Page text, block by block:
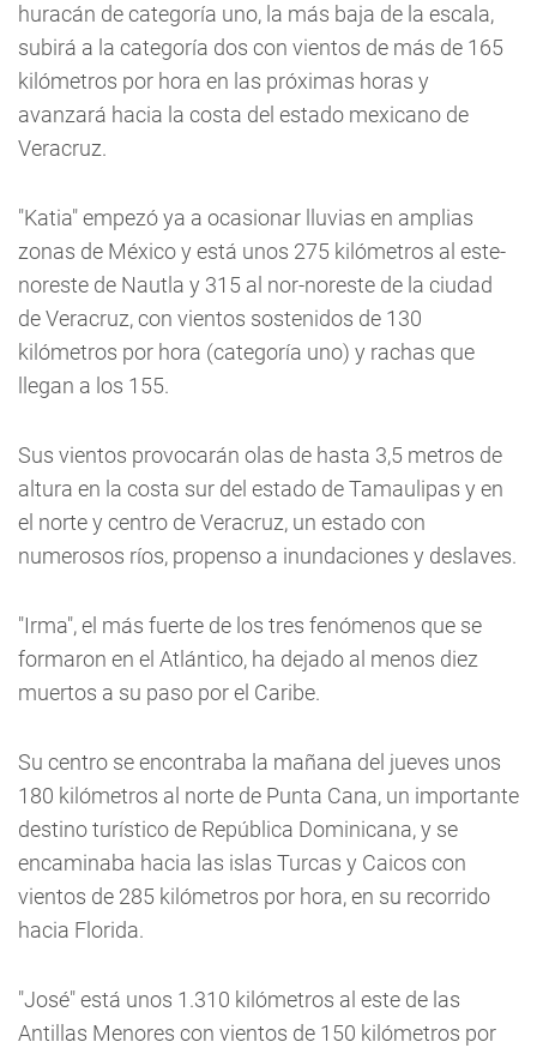
huracán de categoría uno, la más baja de la escala,
subirá a la categoría dos con vientos de más de 165
kilómetros por hora en las próximas horas y
avanzará hacia la costa del estado mexicano de
Veracruz.
"Katia" empezó ya a ocasionar lluvias en amplias
zonas de México y está unos 275 kilómetros al este-
noreste de Nautla y 315 al nor-noreste de la ciudad
de Veracruz, con vientos sostenidos de 130
kilómetros por hora (categoría uno) y rachas que
llegan a los 155.
Sus vientos provocarán olas de hasta 3,5 metros de
altura en la costa sur del estado de Tamaulipas y en
el norte y centro de Veracruz, un estado con
numerosos ríos, propenso a inundaciones y deslaves.
"Irma", el más fuerte de los tres fenómenos que se
formaron en el Atlántico, ha dejado al menos diez
muertos a su paso por el Caribe.
Su centro se encontraba la mañana del jueves unos
180 kilómetros al norte de Punta Cana, un importante
destino turístico de República Dominicana, y se
encaminaba hacia las islas Turcas y Caicos con
vientos de 285 kilómetros por hora, en su recorrido
hacia Florida.
"José" está unos 1.310 kilómetros al este de las
Antillas Menores con vientos de 150 kilómetros por